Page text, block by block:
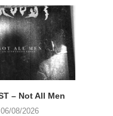
– Not All Men
06/08/2026